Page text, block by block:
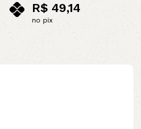
R$49,14
no pix
Adicionar ao carrinho